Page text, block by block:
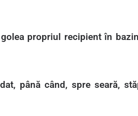
propriul recipient în
până când, spre seară,